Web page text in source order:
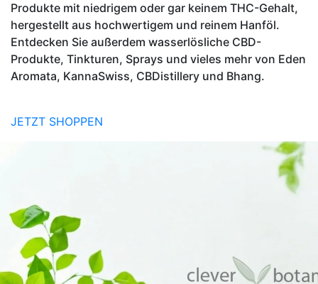
Produkte mit niedrigem oder gar keinem THC-Gehalt,
hergestellt aus hochwertigem und reinem Hanföl.
Entdecken Sie außerdem wasserlösliche CBD-
Produkte, Tinkturen, Sprays und vieles mehr von Eden
Aromata, KannaSwiss, CBDistillery und Bhang.
JETZT SHOPPEN